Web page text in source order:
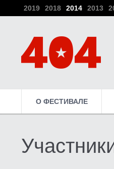
2019 2018 2014 2013
О ФЕСТИВАЛЕ